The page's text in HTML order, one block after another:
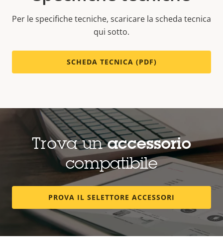
Per le specifiche tecniche, scaricare la scheda tecnica
qui sotto.
SCHEDA TECNICA (PDF)
Trova unaccessorio
compatibile
PROVA IL SELETTORE ACCESSORI